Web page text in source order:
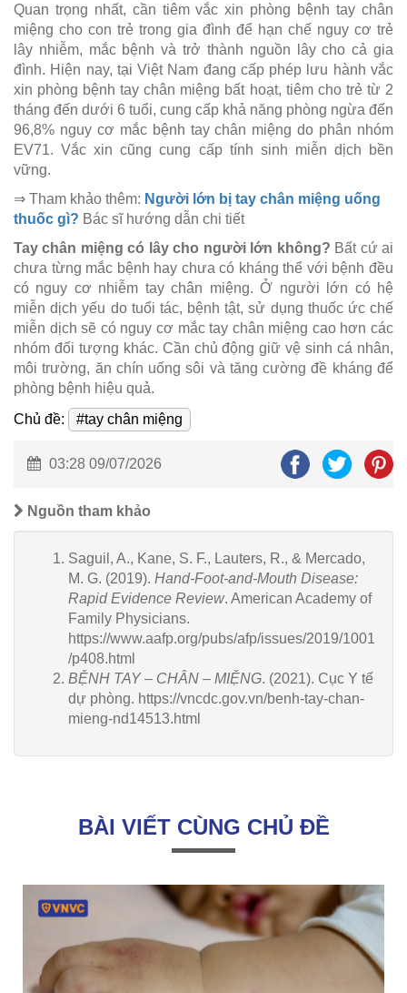
Quan trọng nhất, cần tiêm vắc xin phòng bệnh tay chân
miệng cho con trẻ trong gia đình để hạn chế nguy cơ trẻ
lây nhiễm, mắc bệnh và trở thành nguồn lây cho cả gia
đình. Hiện nay, tại Việt Nam đang cấp phép lưu hành vắc
xin phòng bệnh tay chân miệng bất hoạt, tiêm cho trẻ từ 2
tháng đến dưới 6 tuổi, cung cấp khả năng phòng ngừa đến
96,8% nguy cơ mắc bệnh tay chân miệng do phân nhóm
EV71. Vắc xin cũng cung cấp tính sinh miễn dịch bền
vững.
⇒ Tham khảo thêm: Người lớn bị tay chân miệng uống
thuốc gì? Bác sĩ hướng dẫn chi tiết
Tay chân miệng có lây cho người lớn không? Bất cứ ai
chưa từng mắc bệnh hay chưa có kháng thể với bệnh đều
có nguy cơ nhiễm tay chân miệng. Ở người lớn có hệ
miễn dịch yếu do tuổi tác, bệnh tật, sử dụng thuốc ức chế
miễn dịch sẽ có nguy cơ mắc tay chân miệng cao hơn các
nhóm đối tượng khác. Cần chủ động giữ vệ sinh cá nhân,
môi trường, ăn chín uống sôi và tăng cường đề kháng để
phòng bệnh hiệu quả.
Chủ đề:
#tay chân miệng
03:28 09/07/2026
Nguồn tham khảo
Saguil, A., Kane, S. F., Lauters, R., & Mercado,
M. G. (2019). Hand-Foot-and-Mouth Disease:
Rapid Evidence Review. American Academy of
Family Physicians.
https://www.aafp.org/pubs/afp/issues/2019/1001
/p408.html
BỆNH TAY – CHÂN – MIỆNG. (2021). Cục Y tế
dự phòng. https://vncdc.gov.vn/benh-tay-chan-
mieng-nd14513.html
BÀI VIẾT CÙNG CHỦ ĐỀ